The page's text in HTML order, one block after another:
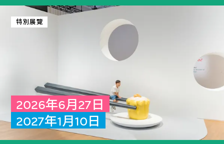
特別展覽
2026年6月27日
2027年1月10日